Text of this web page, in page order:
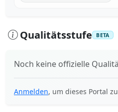
Qualitätsstufe BETA
Noch keine offizielle
Anmelden, um dieses Portal